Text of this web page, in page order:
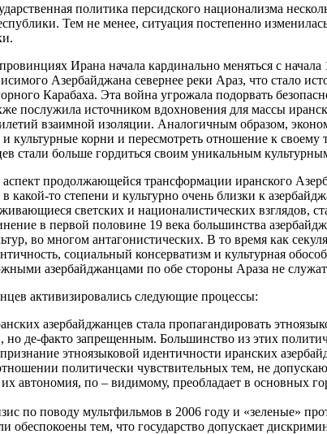
политика персидского национализма
Тем не менее, ситуация постепенно
Ирана начала кардинально меняться с
Азербайджана севернее реки Араз, что стало
Карабаха. Эта война угрожала подорвать
послужила источником вдохновения для массы
взаимной изоляции. Аналогичным образом,
культурные корни и пересмотреть отношение к
стали больше гордиться своим уникальным
продолжающейся трансформации иранского
какой-то степени и культурно очень близки к
светских и националистических взглядов,
в первой половине 19 века большинства
во многом антагонистических. В то время как
социальный консерватизм и культурная
азербайджанцами по обе стороны Араза не
активизировались следующие процессы:
азербайджанцев стала пропагандировать
де-факто запрещенным. Большинство из этих
этноязыковой идентичности иранских
политически чувствительных тем, не
автономия, по – видимому, преобладает в основных
по поводу мультфильмов в 2006 году и «зеленые»
обеспокоены тем, что государство допускает